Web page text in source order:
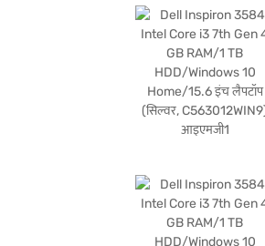
स्टोर पर जाएं और Easy EMIs का लाभ उठाएं.